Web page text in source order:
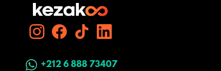
+212 6 888 73407